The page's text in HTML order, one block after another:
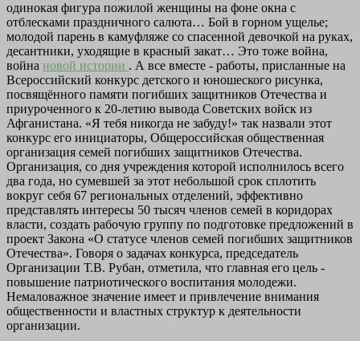
одинокая фигура пожилой женщины на фоне окна с
отблесками праздничного салюта… Бой в горном ущелье;
молодой парень в камуфляже со спасенной девочкой на руках,
десантники, уходящие в красный закат… Это тоже война,
война новой истории . А все вместе - работы, присланные на
Всероссийский конкурс детского и юношеского рисунка,
посвящённого памяти погибших защитников Отечества и
приуроченного к 20-летию вывода Советских войск из
Афганистана. «Я тебя никогда не забуду!» так назвали этот
конкурс его инициаторы, Общероссийская общественная
организация семей погибших защитников Отечества.
Организация, со дня учреждения которой исполнилось всего
два года, но сумевшей за этот небольшой срок сплотить
вокруг себя 67 региональных отделений, эффективно
представлять интересы 50 тысяч членов семей в коридорах
власти, создать рабочую группу по подготовке предложений в
проект Закона «О статусе членов семей погибших защитников
Отечества». Говоря о задачах конкурса, председатель
Организации Т.В. Рубан, отметила, что главная его цель -
повышение патриотического воспитания молодежи.
Немаловажное значение имеет и привлечение внимания
общественности и властных структур к деятельности
организации.